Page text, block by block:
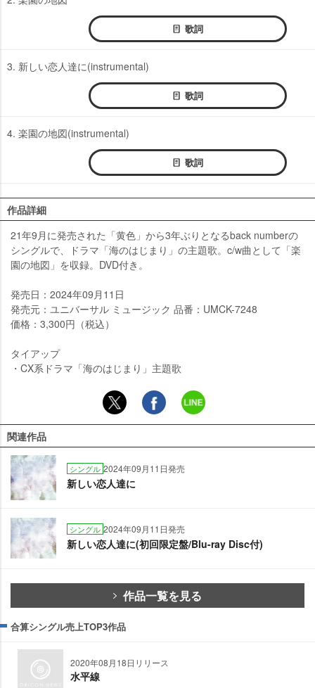
歌詞
3. 新しい恋人達に(instrumental)
歌詞
4. 楽園の地図(instrumental)
歌詞
作品詳細
21年9月に発売された「黄色」から3年ぶりとなるback numberの
シングルで、ドラマ「海のはじまり」の主題歌。c/w曲として「楽
園の地図」を収録。DVD付き。
発売日：2024年09月11日
発売元：ユニバーサル ミュージック 品番：UMCK-7248
価格：3,300円（税込）
タイアップ
・CX系ドラマ「海のはじまり」主題歌
関連作品
シングル 2024年09月11日発売
新しい恋人達に
シングル 2024年09月11日発売
新しい恋人達に(初回限定盤/Blu-ray Disc付)
作品一覧を見る
合算シングル売上TOP3作品
2020年08月18日リリース
水平線